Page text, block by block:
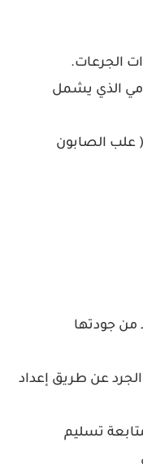
الجرعات.
الذي يشمل
علب الصابون
من جودتها
عن طريق إعداد
تسليم